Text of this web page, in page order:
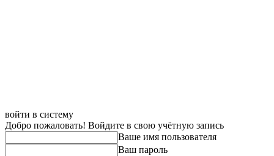
войти в систему
Добро пожаловать! Войдите в свою учётную запись
Ваше имя пользователя
Ваш пароль